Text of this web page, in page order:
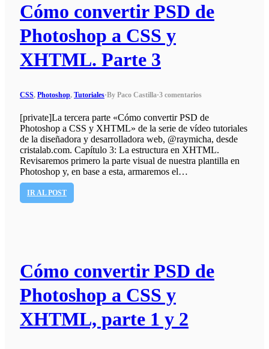
Cómo convertir PSD de
Photoshop a CSS y
XHTML. Parte 3
CSS, Photoshop, Tutoriales·By Paco Castilla·3 comentarios
[private]La tercera parte «Cómo convertir PSD de
Photoshop a CSS y XHTML» de la serie de vídeo tutoriales
de la diseñadora y desarrolladora web, @raymicha, desde
cristalab.com. Capítulo 3: La estructura en XHTML.
Revisaremos primero la parte visual de nuestra plantilla en
Photoshop y, en base a esta, armaremos el…
IR AL POST
Cómo convertir PSD de
Photoshop a CSS y
XHTML, parte 1 y 2